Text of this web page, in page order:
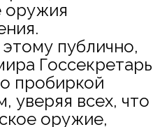
оружия
публично,
Госсекретарь
пробиркой
уверяя всех, что
оружие,